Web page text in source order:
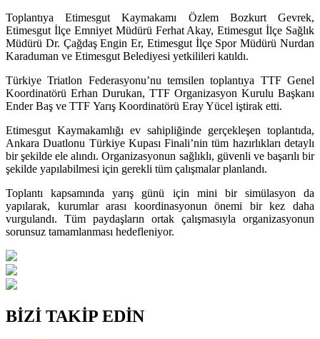
Toplantıya Etimesgut Kaymakamı Özlem Bozkurt Gevrek,
Etimesgut İlçe Emniyet Müdürü Ferhat Akay, Etimesgut İlçe Sağlık
Müdürü Dr. Çağdaş Engin Er, Etimesgut İlçe Spor Müdürü Nurdan
Karaduman ve Etimesgut Belediyesi yetkilileri katıldı.
Türkiye Triatlon Federasyonu’nu temsilen toplantıya TTF Genel
Koordinatörü Erhan Durukan, TTF Organizasyon Kurulu Başkanı
Ender Baş ve TTF Yarış Koordinatörü Eray Yücel iştirak etti.
Etimesgut Kaymakamlığı ev sahipliğinde gerçekleşen toplantıda,
Ankara Duatlonu Türkiye Kupası Finali’nin tüm hazırlıkları detaylı
bir şekilde ele alındı. Organizasyonun sağlıklı, güvenli ve başarılı bir
şekilde yapılabilmesi için gerekli tüm çalışmalar planlandı.
Toplantı kapsamında yarış günü için mini bir simülasyon da
yapılarak, kurumlar arası koordinasyonun önemi bir kez daha
vurgulandı. Tüm paydaşların ortak çalışmasıyla organizasyonun
sorunsuz tamamlanması hedefleniyor.
BİZİ TAKİP EDİN